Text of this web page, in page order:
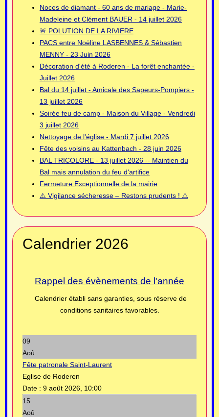
Noces de diamant - 60 ans de mariage - Marie-
Madeleine et Clément BAUER - 14 juillet 2026
🚨 POLUTION DE LA RIVIERE
PACS entre Noëline LASBENNES & Sébastien
MENNY - 23 Juin 2026
Décoration d'été à Roderen - La forêt enchantée -
Juillet 2026
Bal du 14 juillet - Amicale des Sapeurs-Pompiers -
13 juillet 2026
Soirée feu de camp - Maison du Village - Vendredi
3 juillet 2026
Nettoyage de l'église - Mardi 7 juillet 2026
Fête des voisins au Kattenbach - 28 juin 2026
BAL TRICOLORE - 13 juillet 2026 -- Maintien du
Bal mais annulation du feu d'artifice
Fermeture Exceptionnelle de la mairie
⚠️ Vigilance sécheresse – Restons prudents ! ⚠️
Calendrier 2026
Rappel des évènements de l'année
Calendrier établi sans garanties, sous réserve de
conditions sanitaires favorables.
09
Aoû
Fête patronale Saint-Laurent
Eglise de Roderen
Date : 9 août 2026, 10:00
15
Aoû